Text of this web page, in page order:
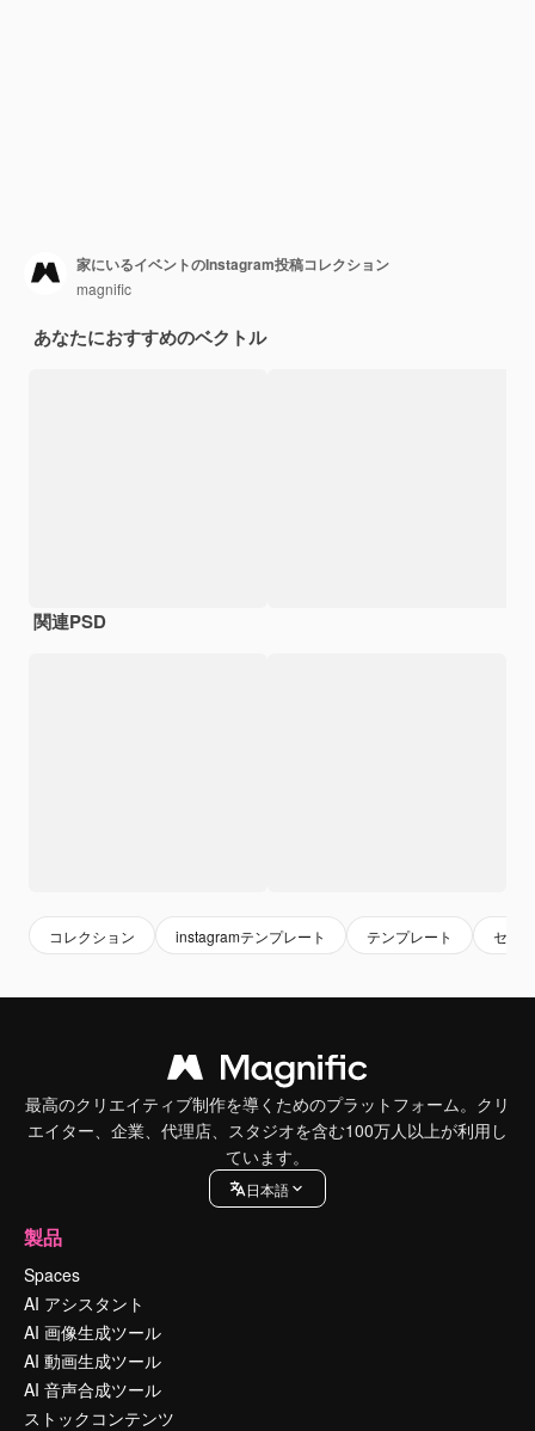
家にいるイベントのInstagram投稿コレクション
magnific
あなたにおすすめのベクトル
関連PSD
コレクション instagramテンプレート テンプレート セット
最高のクリエイティブ制作を導くためのプラットフォーム。クリ
エイター、企業、代理店、スタジオを含む100万人以上が利用し
ています。
日本語
製品
Spaces
AI アシスタント
AI 画像生成ツール
AI 動画生成ツール
AI 音声合成ツール
ストックコンテンツ